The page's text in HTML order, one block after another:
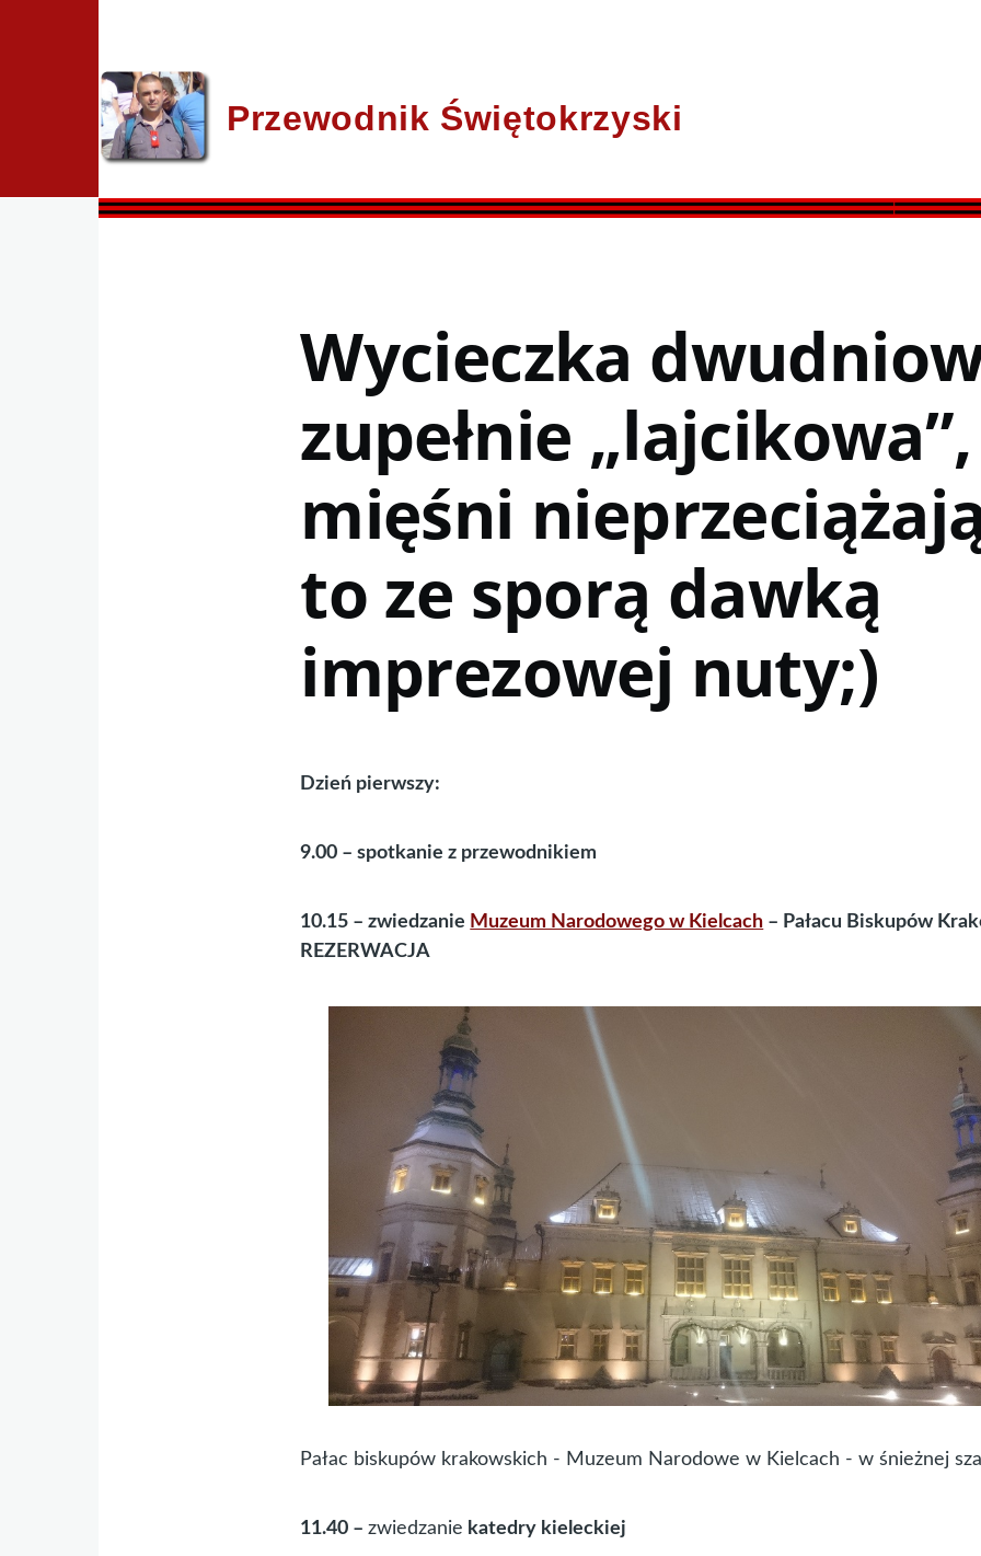
Przewodnik Świętokrzyski
Wycieczka
zupełnie
mięśni
to ze sporą dawką
imprezowej nuty;)
Dzień pierwszy:
9.00 – spotkanie z przewodnikiem
10.15 – zwiedzanie Muzeum Narodowego w Kielcach – Pałacu Biskupów
REZERWACJA
Pałac biskupów krakowskich - Muzeum Narodowe w Kielcach - w śnieżnej
11.40 –zwiedzanie katedry kieleckiej